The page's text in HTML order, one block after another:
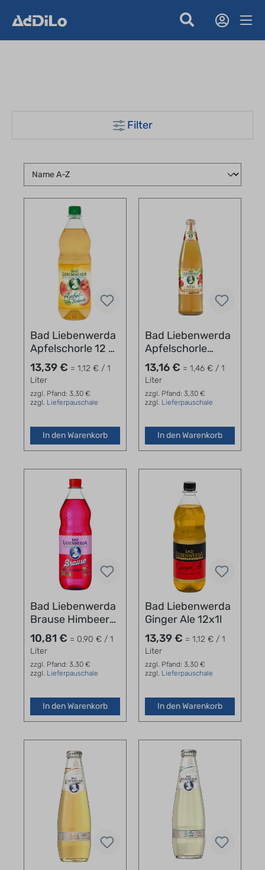
Filter
Bad Liebenwerda
Apfelschorle 12 x
1,0 l PET
13,39 € = 1,12 € / 1
Liter
zzgl. Pfand: 3,30 €
zzgl. Lieferpauschale
In den Warenkorb
Bad Liebenwerda
Apfelschorle
Naturtrüb 12 x
0,75 l
13,16 € = 1,46 € / 1
Liter
zzgl. Pfand: 3,30 €
zzgl. Lieferpauschale
In den Warenkorb
Bad Liebenwerda
Brause Himbeer
Kasten 12x1l
10,81 € = 0,90 € / 1
Liter
zzgl. Pfand: 3,30 €
zzgl. Lieferpauschale
In den Warenkorb
Bad Liebenwerda
Ginger Ale 12x1l
13,39 € = 1,12 € / 1
Liter
zzgl. Pfand: 3,30 €
zzgl. Lieferpauschale
In den Warenkorb